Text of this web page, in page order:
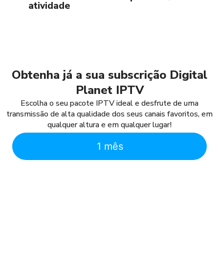
atividade
Obtenha já a sua subscrição Digital
Planet IPTV
Escolha o seu pacote IPTV ideal e desfrute de uma
transmissão de alta qualidade dos seus canais favoritos, em
qualquer altura e em qualquer lugar!
1 mês